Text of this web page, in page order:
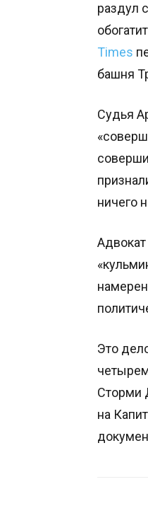
раздул
Times
башня
Судья
ничего
Это
Сторми
на